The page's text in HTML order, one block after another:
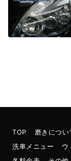
ー
ジ
TOP 磨きについ
洗車メニュー
ウ